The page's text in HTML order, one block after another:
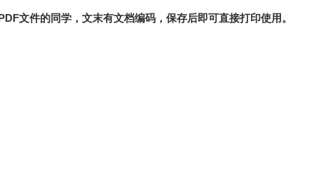
文件的同学，文末有文档编码，保存后即可直接打印使用。